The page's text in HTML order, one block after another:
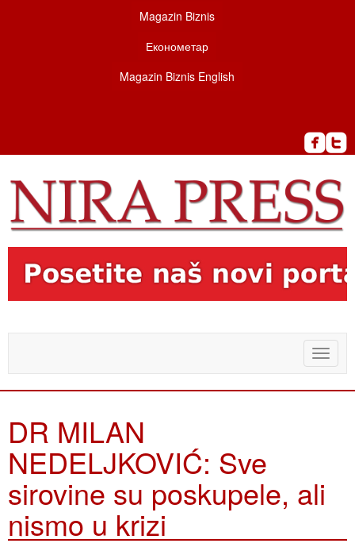
Magazin Biznis
Економетар
Magazin Biznis English
Toggle
DR MILAN
NEDELJKOVIĆ: Sve
sirovine su poskupele, ali
nismo u krizi